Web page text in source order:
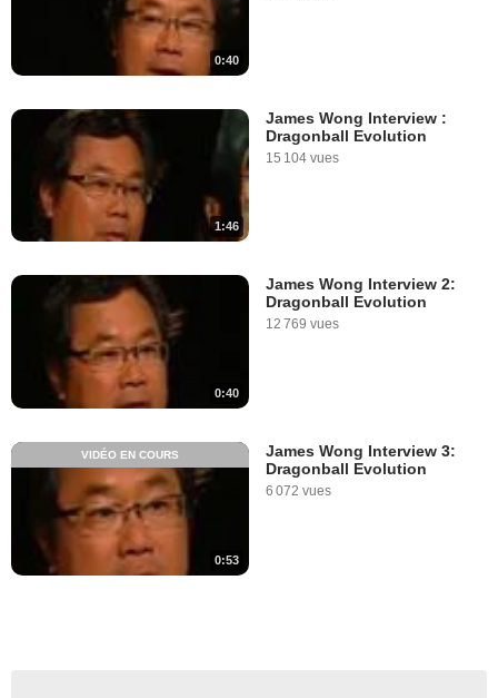
0:40
1:46
James Wong Interview :
Dragonball Evolution
15 104 vues
0:40
James Wong Interview 2:
Dragonball Evolution
12 769 vues
0:53
VIDÉO EN COURS
James Wong Interview 3:
Dragonball Evolution
6 072 vues